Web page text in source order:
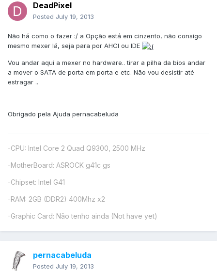
DeadPixel
Posted July 19, 2013
Não há como o fazer :/ a Opção está em cinzento, não consigo
mesmo mexer lá, seja para por AHCI ou IDE
Vou andar aqui a mexer no hardware.. tirar a pilha da bios andar
a mover o SATA de porta em porta e etc. Não vou desistir até
estragar ..
Obrigado pela Ajuda pernacabeluda
-CPU: Intel Core 2 Quad Q9300, 2500 MHz
-MotherBoard: ASROCK g41c gs
-Chipset: Intel G41
-RAM: 2GB (DDR2) 400Mhz x2
-Graphic Card: Não tenho ainda (Not have yet)
pernacabeluda
Posted July 19, 2013